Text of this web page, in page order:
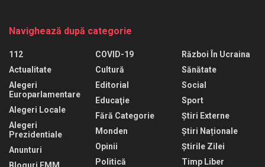
Navighează după categorie
112
Actualitate
Alegeri
Europarlamentare
Alegeri Locale
Alegeri
Prezidentiale
Anunturi
Bloguri EMM
COVID-19
Cultură
Editorial
Educaţie
Fără Categorie
Monden
Opinii
Politică
Război În Ucraina
Sănătate
Social
Sport
Știri Externe
Știri Naționale
Știrile Zilei
Timp Liber